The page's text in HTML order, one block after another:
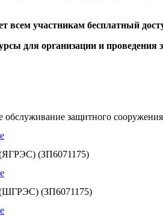
всем участникам бесплатный
для организации и
обслуживание защитного
(ЗП6071175)
(ЗП6071175)